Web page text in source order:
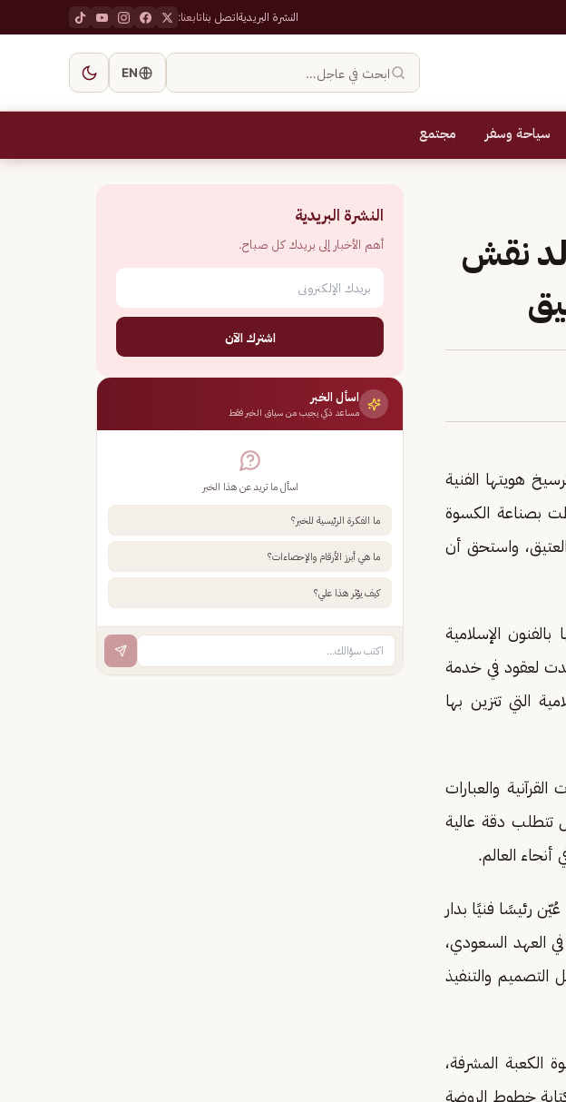
النشرة البريديةاتصل بناتابعنا:
ابحث في عاجل… EN
سياحة وسفر مجتمع
نقش
هويتها الفنية
بصناعة الكسوة
العتيق، واستحق أن
عُرفت باهتمامها بالفنون الإسلامية
لعقود في خدمة
التي تتزين بها
والعبارات
تتطلب دقة عالية
العالم.
رئيسًا فنيًا بدار
العهد السعودي،
والتنفيذ
الكعبة المشرفة،
خطوط الروضة
النشرة البريدية
أهم الأخبار إلى بريدك كل صباح.
اشترك الآن
اسأل الخبر
مساعد ذكي يجيب من سياق الخبر فقط
اسأل ما تريد عن هذا الخبر
ما الفكرة الرئيسية للخبر؟
ما هي أبرز الأرقام والإحصاءات؟
كيف يؤثر هذا علي؟